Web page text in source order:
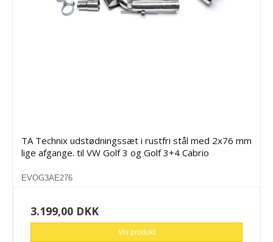
TA Technix udstødningssæt i rustfri stål med 2x76 mm
lige afgange. til VW Golf 3 og Golf 3+4 Cabrio
EVOG3AE276
3.199,00 DKK
Vis produkt